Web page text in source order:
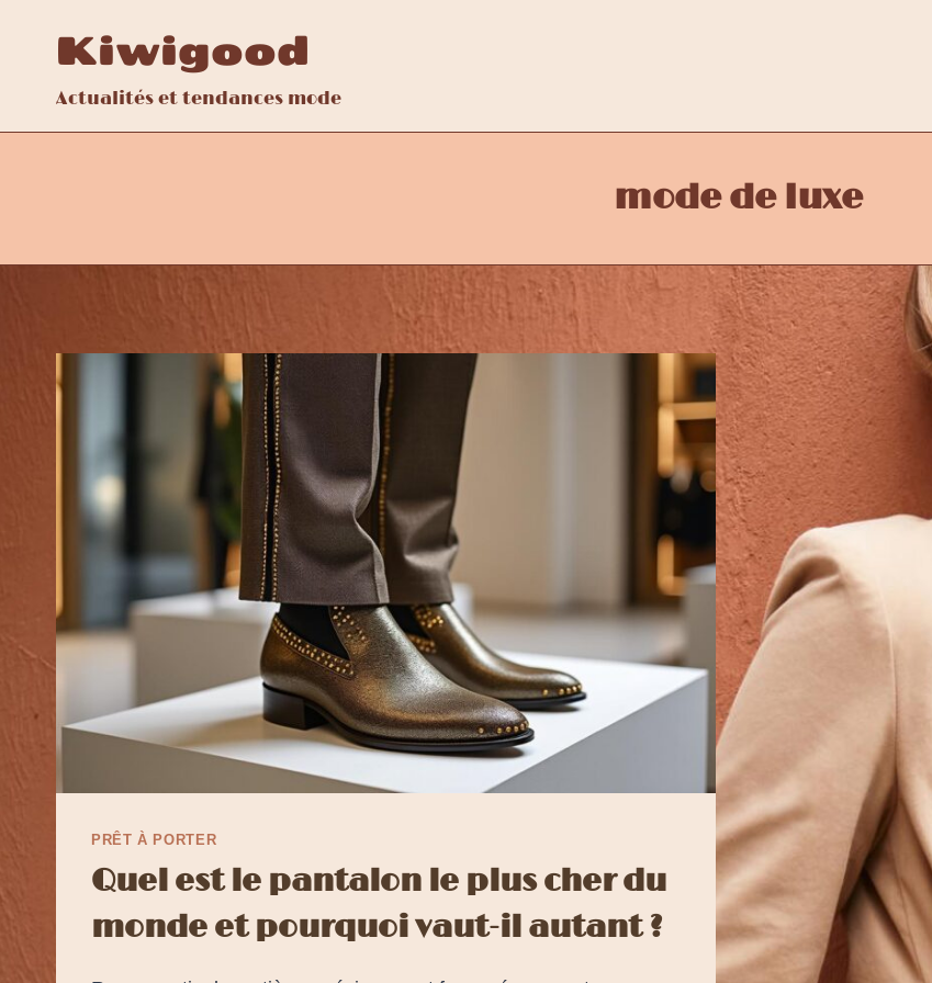
contenu
Kiwigood
Actualités et tendances mode
mode de luxe
PRÊT À PORTER
Quel est le pantalon le plus cher du
monde et pourquoi vaut-il autant ?